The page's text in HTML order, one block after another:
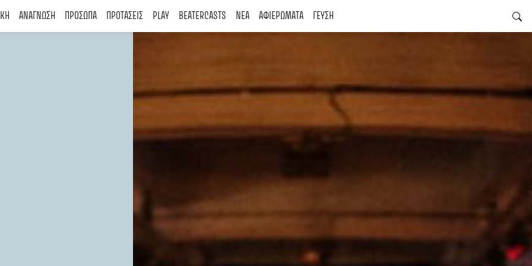
ΑΝΑΓΝΩΣΗ ΠΡΟΣΩΠΑ ΠΡΟΤΑΣΕΙΣ PLAY BEATERCASTS ΝΕΑ ΑΦΙΕΡΩΜΑΤΑ ΓΕΥΣΗ